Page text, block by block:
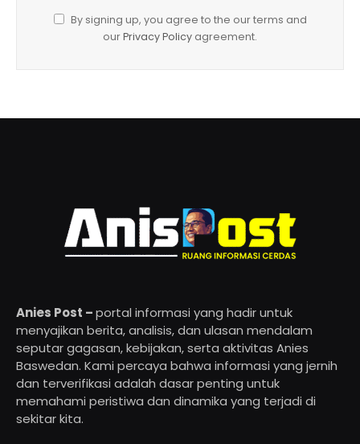
By signing up, you agree to the our terms and
ourPrivacy Policy agreement.
Anies Post –portal informasi yang hadir untuk
menyajikan berita, analisis, dan ulasan mendalam
seputar gagasan, kebijakan, serta aktivitas Anies
Baswedan. Kami percaya bahwa informasi yang jernih
dan terverifikasi adalah dasar penting untuk
memahami peristiwa dan dinamika yang terjadi di
sekitar kita.